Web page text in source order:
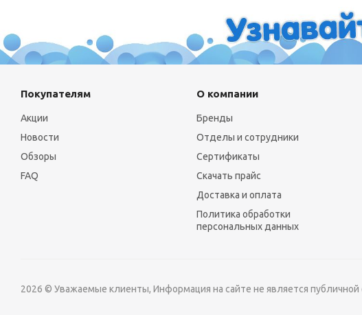
Покупателям
Акции
Новости
Обзоры
FAQ
О компании
Бренды
Отделы и сотрудники
Сертификаты
Скачать прайс
Доставка и оплата
Политика обработки
персональных данных
2026 © Уважаемые клиенты, Информация на сайте не является